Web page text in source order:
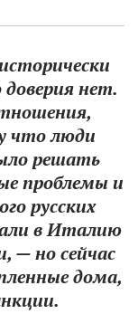
доверия нет.
что люди
решать
проблемы и
русских
в Италию
— но сейчас
дома,